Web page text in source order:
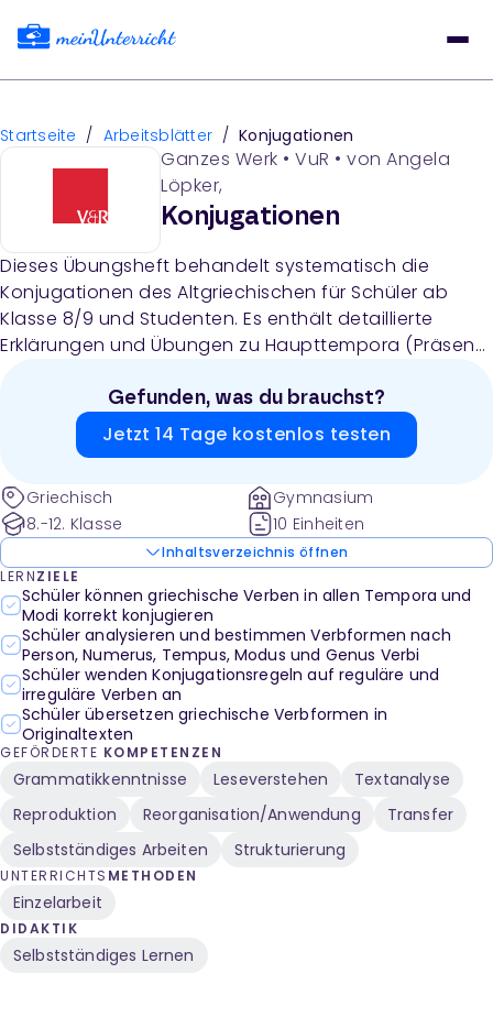
Startseite / Arbeitsblätter / Konjugationen
Ganzes Werk • VuR • von Angela
Löpker,
Konjugationen
Dieses Übungsheft behandelt systematisch die
Konjugationen des Altgriechischen für Schüler ab
Klasse 8/9 und Studenten. Es enthält detaillierte
Erklärungen und Übungen zu Haupttempora (Präsens,
Verba Contracta, athematischen Verben (Verba auf
-μι) sowie besonderen Verben wie εἰμί, εἶμι und οἶδα
mit umfangreichen Lösungen.
Gefunden, was du brauchst?
Jetzt 14 Tage kostenlos testen
Griechisch
8.-12. Klasse
Gymnasium
10 Einheiten
Inhaltsverzeichnis öffnen
LERNZIELE
Schüler können griechische Verben in allen Tempora und
Modi korrekt konjugieren
Schüler analysieren und bestimmen Verbformen nach
Person, Numerus, Tempus, Modus und Genus Verbi
Schüler wenden Konjugationsregeln auf reguläre und
irreguläre Verben an
Schüler übersetzen griechische Verbformen in
Originaltexten
GEFÖRDERTE KOMPETENZEN
Grammatikkenntnisse Leseverstehen
Textanalyse
Reproduktion
Reorganisation/Anwendung
Transfer
Selbstständiges Arbeiten
Strukturierung
UNTERRICHTS METHODEN
Einzelarbeit
DIDAKTIK
Selbstständiges Lernen